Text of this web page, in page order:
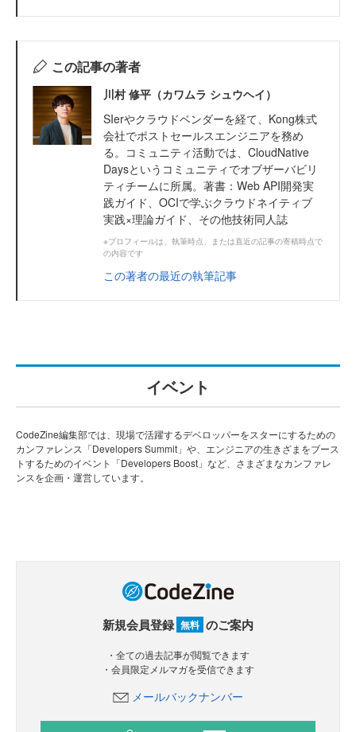
この記事の著者
川村 修平（カワムラ シュウヘイ）
SIerやクラウドベンダーを経て、Kong株式
会社でポストセールスエンジニアを務め
る。コミュニティ活動では、CloudNative
Daysというコミュニティでオブザーバビリ
ティチームに所属。著書：Web API開発実
践ガイド、OCIで学ぶクラウドネイティブ
実践×理論ガイド、その他技術同人誌
※プロフィールは、執筆時点、または直近の記事の寄稿時点で
の内容です
この著者の最近の執筆記事
イベント
CodeZine編集部では、現場で活躍するデベロッパーをスターにするための
カンファレンス「Developers Summit」や、エンジニアの生きざまをブース
トするためのイベント「Developers Boost」など、さまざまなカンファレ
ンスを企画・運営しています。